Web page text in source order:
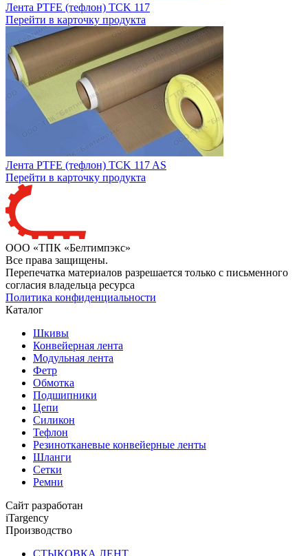
Лента PTFE (тефлон) TCK 117
Перейти в карточку продукта
Лента PTFE (тефлон) TCK 117 AS
Перейти в карточку продукта
ООО «ТПК «Белтимпэкс»
Все права защищены.
Перепечатка материалов разрешается только с письменного
согласия владельца ресурса
Политика конфиденциальности
Каталог
Шкивы
Конвейерная лента
Модульная лента
Фетр
Обмотка
Подшипники
Цепи
Силикон
Тефлон
Резинотканевые конвейерные ленты
Шланги
Сетки
Ремни
Сайт разработан
iTargency
Производство
СТЫКОВКА ЛЕНТ